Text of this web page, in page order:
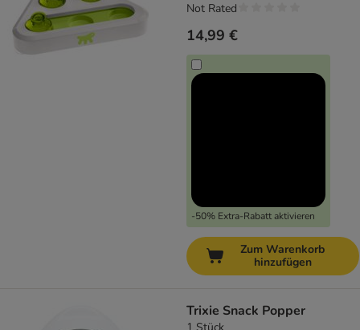
14,99 €
-50% Extra-Rabatt aktivieren
Not Rated
Zum Warenkorb
hinzufügen
Trixie Snack Popper